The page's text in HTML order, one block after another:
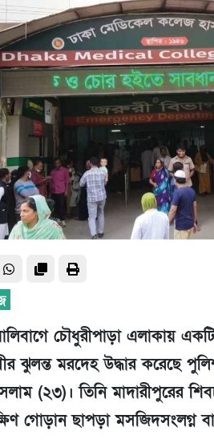
চৌধুরীপাড়া এলাকায়
ঝুলন্ত মরদেহ উদ্ধার করেছে
(২৩)। তিনি মাদারীপুরের
গোড়ান ছাপড়া মসজিদসংলগ্ন